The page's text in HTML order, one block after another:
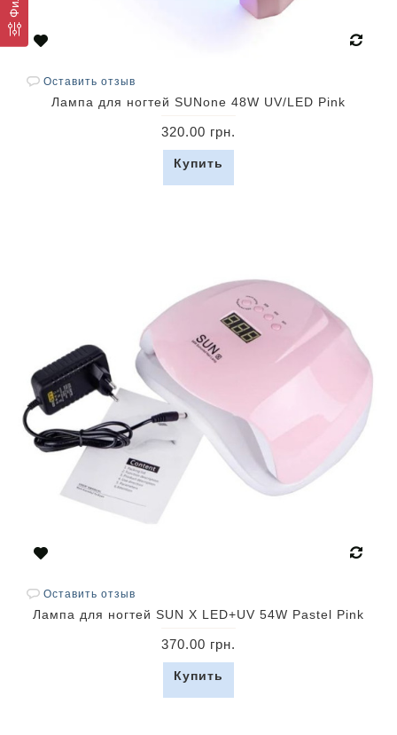
Оставить отзыв
Лампа для ногтей SUNone 48W UV/LED Pink
320.00 грн.
Купить
Оставить отзыв
Лампа для ногтей SUN X LED+UV 54W Pastel Pink
370.00 грн.
Купить